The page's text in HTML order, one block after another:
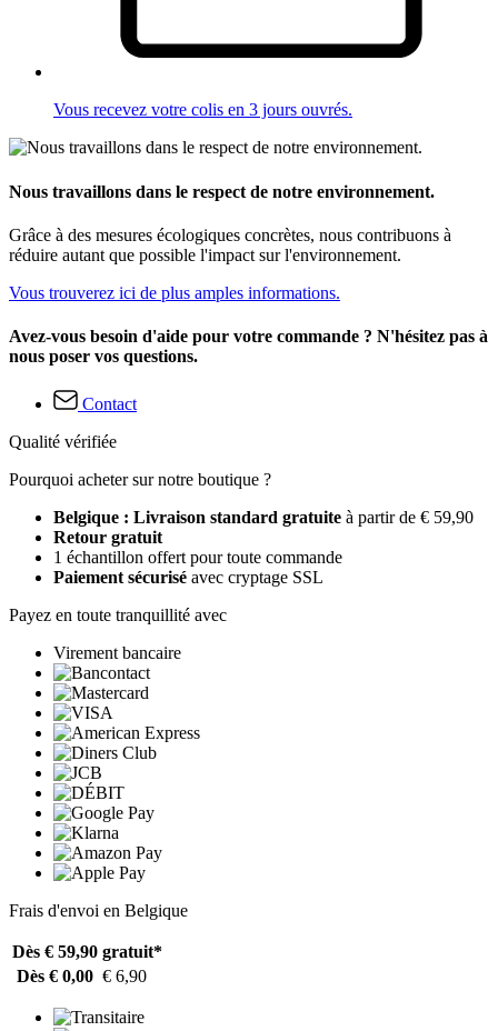
Vous recevez votre colis en 3 jours ouvrés.
Nous travaillons dans le respect de notre environnement.
Grâce à des mesures écologiques concrètes, nous contribuons à
réduire autant que possible l'impact sur l'environnement.
Vous trouverez ici de plus amples informations.
Avez-vous besoin d'aide pour votre commande ? N'hésitez pas à
nous poser vos questions.
Contact
Qualité vérifiée
Pourquoi acheter sur notre boutique ?
Belgique : Livraison standard gratuite à partir de € 59,90
Retour gratuit
1 échantillon offert pour toute commande
Paiement sécurisé avec cryptage SSL
Payez en toute tranquillité avec
Virement bancaire
Frais d'envoi en Belgique
Dès € 59,90 gratuit*
Dès € 0,00 € 6,90